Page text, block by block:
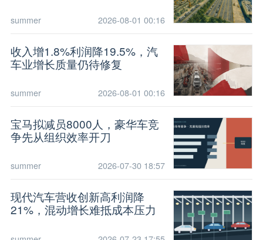
summer 2026-08-01 00:16
收入增1.8%利润降19.5%，汽
车业增长质量仍待修复
summer 2026-08-01 00:16
宝马拟减员8000人，豪华车竞
争先从组织效率开刀
summer 2026-07-30 18:57
现代汽车营收创新高利润降
21%，混动增长难抵成本压力